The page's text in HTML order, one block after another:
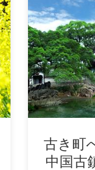
古き町
中国古